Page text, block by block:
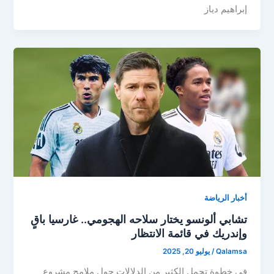
إبراهيم دياز
أخبار الرياضة
تشابي ألونسو يختار سلاحه الهجومي.. غارسيا باقٍ
وإندريك في قائمة الانتظار
Qalamsa
/يوليو 20, 2025
في خطوة تحمل الكثير من الدلالات حول ملامح مشروع